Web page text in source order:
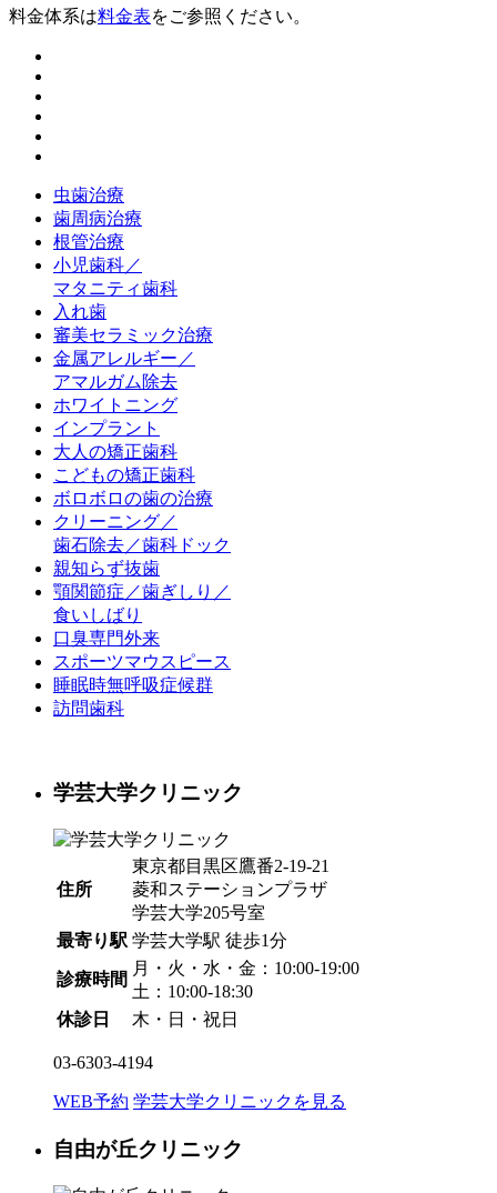
料金体系は料金表をご参照ください。
虫歯治療
歯周病治療
根管治療
小児歯科／
マタニティ歯科
入れ歯
審美セラミック治療
金属アレルギー／
アマルガム除去
ホワイトニング
インプラント
大人の矯正歯科
こどもの矯正歯科
ボロボロの歯の治療
クリーニング／
歯石除去／歯科ドック
親知らず抜歯
顎関節症／歯ぎしり／
食いしばり
口臭専門外来
スポーツマウスピース
睡眠時無呼吸症候群
訪問歯科
学芸大学クリニック
住所
東京都目黒区鷹番2-19-21
菱和ステーションプラザ
学芸大学205号室
最寄り駅 学芸大学駅 徒歩1分
診療時間
月・火・水・金：10:00-19:00
土：10:00-18:30
休診日
木・日・祝日
03-6303-4194
WEB予約 学芸大学クリニックを見る
自由が丘クリニック